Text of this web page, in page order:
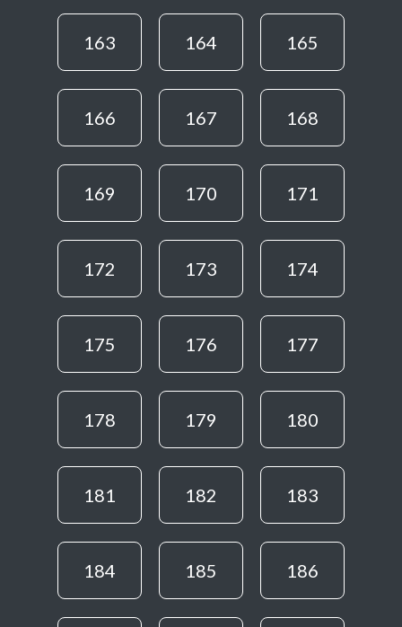
163 164 165
166 167 168
169 170 171
172 173 174
175 176 177
178 179 180
181 182 183
184 185 186